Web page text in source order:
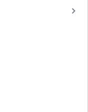
keyboard_arrow_right